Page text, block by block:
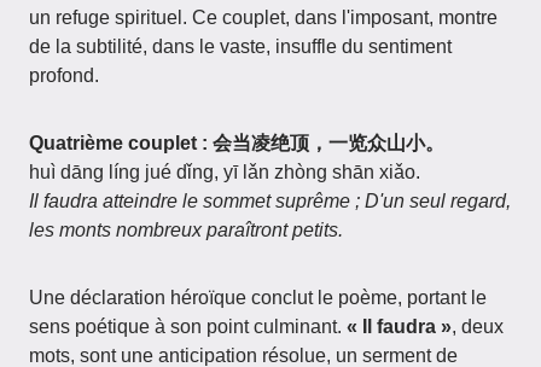
un refuge spirituel. Ce couplet, dans l'imposant, montre
de la subtilité, dans le vaste, insuffle du sentiment
profond.
Quatrième couplet : 会当凌绝顶，一览众山小。
huì dāng líng jué dǐng, yī lǎn zhòng shān xiǎo.
Il faudra atteindre le sommet suprême ; D'un seul regard,
les monts nombreux paraîtront petits.
Une déclaration héroïque conclut le poème, portant le
sens poétique à son point culminant. « Il faudra », deux
mots, sont une anticipation résolue, un serment de